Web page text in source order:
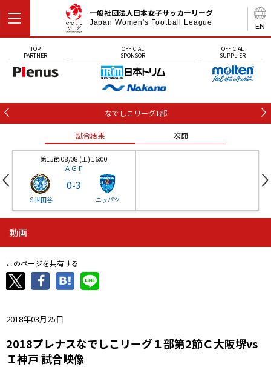
EN
一般社団法人日本女子サッカーリーグ
Japan Women's Football League
TOP
PARTNER
OFFICIAL
SPONSOR
OFFICIAL
SUPPLIER
なでしこリーグ1部
試合結果 次節
第15節 08/08 (土) 16:00
ＡＧＦ
Ｓ世田谷
0-3
ニッパツ
ニッパツ
ニッパツ
-
石人の星
動画
このページを共有する
2018年03月25日
2018プレナスなでしこリーグ１部第2節Ｃ大阪堺vs
Ｉ神戸 試合映像